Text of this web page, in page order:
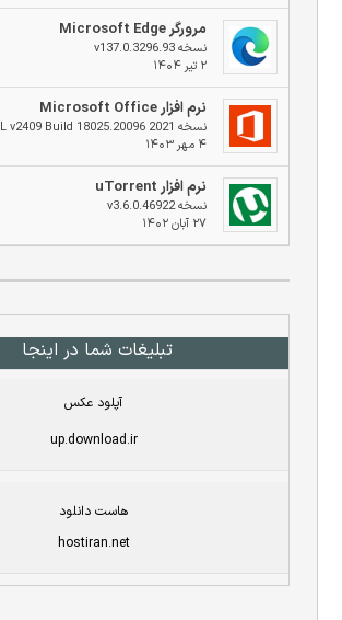
مرورگر Microsoft Edge
نسخه v137.0.3296.93
۲ تیر ۱۴۰۴
نرم افزار Microsoft Office
نسخه 2021 VL v2409 Build 18025.20096
۴ مهر ۱۴۰۳
نرم افزار uTorrent
نسخه v3.6.0.46922
۲۷ آبان ۱۴۰۲
تبلیغات شما در اینجا
آپلود عکس
up.download.ir
هاست دانلود
hostiran.net